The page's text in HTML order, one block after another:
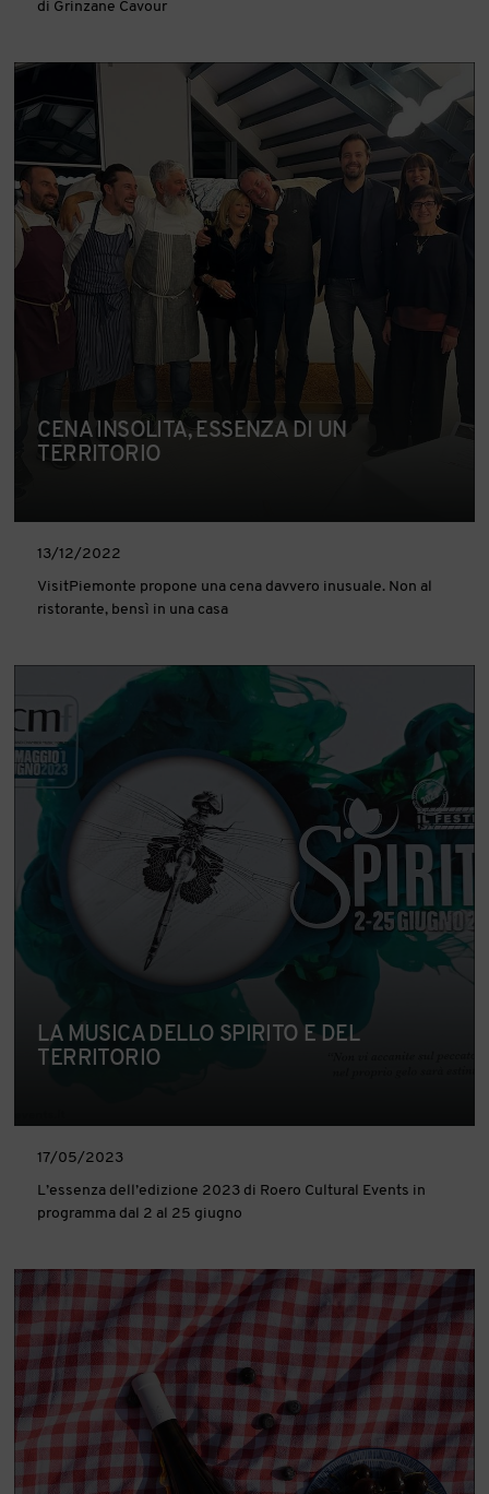
di Grinzane Cavour
CENA INSOLITA, ESSENZA DI UN
TERRITORIO
13/12/2022
VisitPiemonte propone una cena davvero inusuale. Non al
ristorante, bensì in una casa
LA MUSICA DELLO SPIRITO E DEL
TERRITORIO
17/05/2023
L’essenza dell’edizione 2023 di Roero Cultural Events in
programma dal 2 al 25 giugno